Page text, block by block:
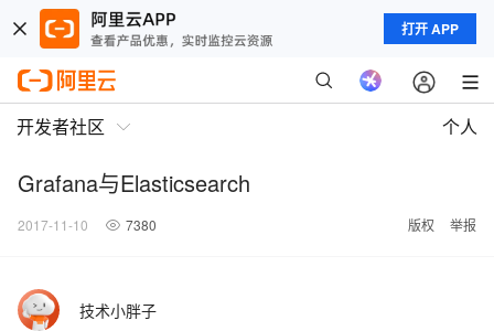
打开 APP
开发者社区 个人
Grafana与Elasticsearch
2017-11-10 7380 版权 举报
技术小胖子